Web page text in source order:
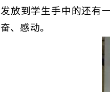
发放到学生手中的还有
奋、感动。